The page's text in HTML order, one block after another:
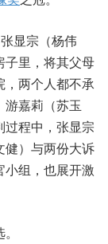
显宗（杨伟
子里，将其父母
，两个人都不承
嘉莉（苏玉
程中，张显宗
健）与两份大诉
组，也展开激